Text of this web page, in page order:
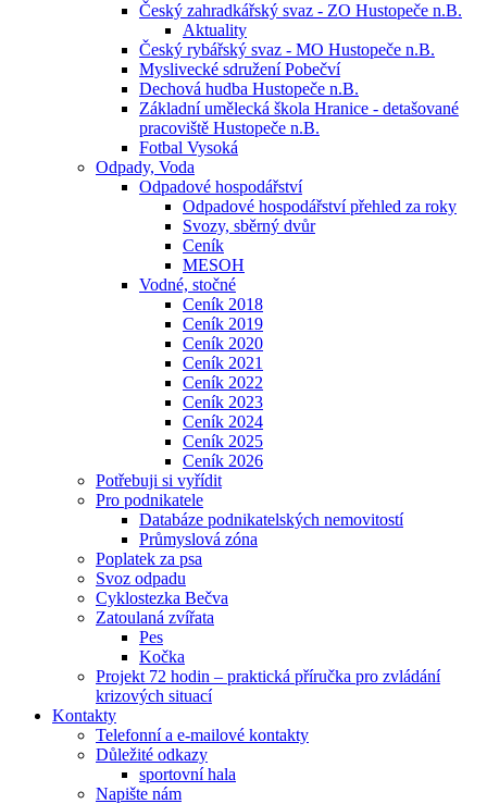
Český zahradkářský svaz - ZO Hustopeče n.B.
Aktuality
Český rybářský svaz - MO Hustopeče n.B.
Myslivecké sdružení Pobečví
Dechová hudba Hustopeče n.B.
Základní umělecká škola Hranice - detašované
pracoviště Hustopeče n.B.
Fotbal Vysoká
Odpady, Voda
Odpadové hospodářství
Odpadové hospodářství přehled za roky
Svozy, sběrný dvůr
Ceník
MESOH
Vodné, stočné
Ceník 2018
Ceník 2019
Ceník 2020
Ceník 2021
Ceník 2022
Ceník 2023
Ceník 2024
Ceník 2025
Ceník 2026
Potřebuji si vyřídit
Pro podnikatele
Databáze podnikatelských nemovitostí
Průmyslová zóna
Poplatek za psa
Svoz odpadu
Cyklostezka Bečva
Zatoulaná zvířata
Pes
Kočka
Projekt 72 hodin – praktická příručka pro zvládání
krizových situací
Kontakty
Telefonní a e-mailové kontakty
Důležité odkazy
sportovní hala
Napište nám